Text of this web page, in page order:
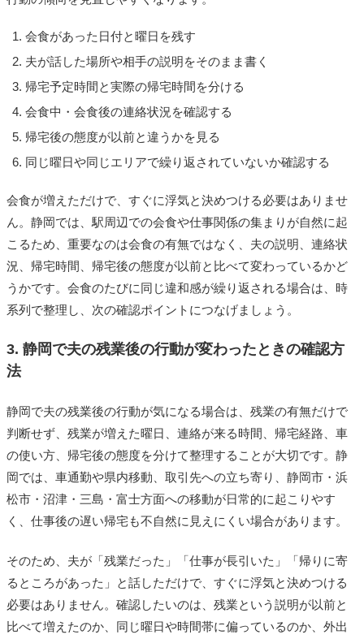
会食があった日付と曜日を残す
夫が話した場所や相手の説明をそのまま書く
帰宅予定時間と実際の帰宅時間を分ける
会食中・会食後の連絡状況を確認する
帰宅後の態度が以前と違うかを見る
同じ曜日や同じエリアで繰り返されていないか確認する
会食が増えただけで、すぐに浮気と決めつける必要はありませ
ん。静岡では、駅周辺での会食や仕事関係の集まりが自然に起
こるため、重要なのは会食の有無ではなく、夫の説明、連絡状
況、帰宅時間、帰宅後の態度が以前と比べて変わっているかど
うかです。会食のたびに同じ違和感が繰り返される場合は、時
系列で整理し、次の確認ポイントにつなげましょう。
3. 静岡で夫の残業後の行動が変わったときの確認方
法
静岡で夫の残業後の行動が気になる場合は、残業の有無だけで
判断せず、残業が増えた曜日、連絡が来る時間、帰宅経路、車
の使い方、帰宅後の態度を分けて整理することが大切です。静
岡では、車通勤や県内移動、取引先への立ち寄り、静岡市・浜
松市・沼津・三島・富士方面への移動が日常的に起こりやす
く、仕事後の遅い帰宅も不自然に見えにくい場合があります。
そのため、夫が「残業だった」「仕事が長引いた」「帰りに寄
るところがあった」と話しただけで、すぐに浮気と決めつける
必要はありません。確認したいのは、残業という説明が以前と
比べて増えたのか、同じ曜日や時間帯に偏っているのか、外出